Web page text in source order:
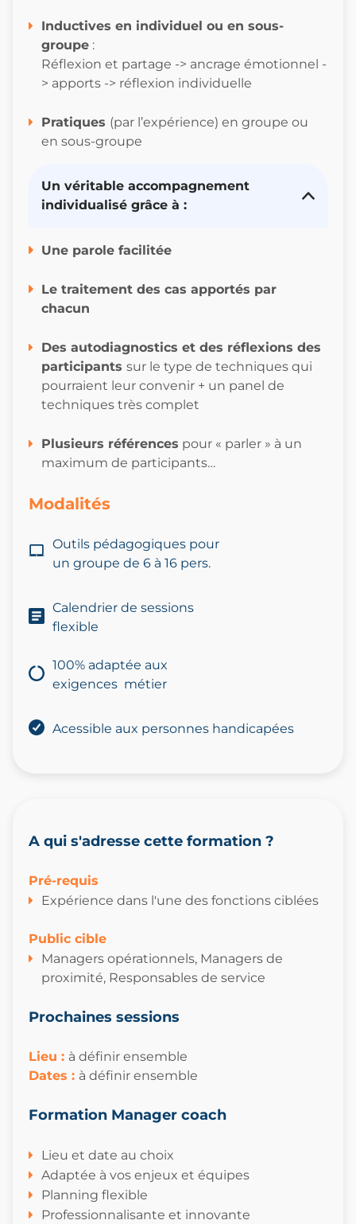
Inductives en individuel ou en sous-
groupe :
Réflexion et partage -> ancrage émotionnel -
> apports -> réflexion individuelle
Pratiques (par l’expérience) en groupe ou
en sous-groupe
Un véritable accompagnement
individualisé grâce à :
Une parole facilitée
Le traitement des cas apportés par
chacun
Des autodiagnostics et des réflexions des
participants sur le type de techniques qui
pourraient leur convenir + un panel de
techniques très complet
Plusieurs références pour « parler » à un
maximum de participants…
Modalités
Outils pédagogiques pour
un groupe de 6 à 16 pers.
Calendrier de sessions
flexible
100% adaptée aux
exigences métier
Acessible aux personnes handicapées
A qui s'adresse cette formation ?
Pré-requis
Expérience dans l'une des fonctions ciblées
Public cible
Managers opérationnels, Managers de
proximité, Responsables de service
Prochaines sessions
Lieu : à définir ensemble
Dates : à définir ensemble
Formation Manager coach
Lieu et date au choix
Adaptée à vos enjeux et équipes
Planning flexible
Professionnalisante et innovante